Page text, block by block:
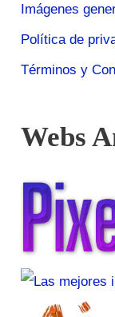
Imágenes
Política de
Términos y
Webs